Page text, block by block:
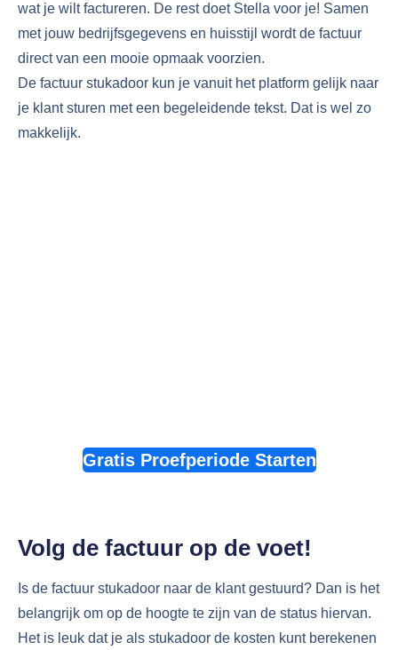
wat je wilt factureren. De rest doet Stella voor je! Samen
met jouw bedrijfsgegevens en huisstijl wordt de factuur
direct van een mooie opmaak voorzien.
De factuur stukadoor kun je vanuit het platform gelijk naar
je klant sturen met een begeleidende tekst. Dat is wel zo
makkelijk.
Gratis Proefperiode Starten
Volg de factuur op de voet!
Is de factuur stukadoor naar de klant gestuurd? Dan is het
belangrijk om op de hoogte te zijn van de status hiervan.
Het is leuk dat je als stukadoor de kosten kunt berekenen